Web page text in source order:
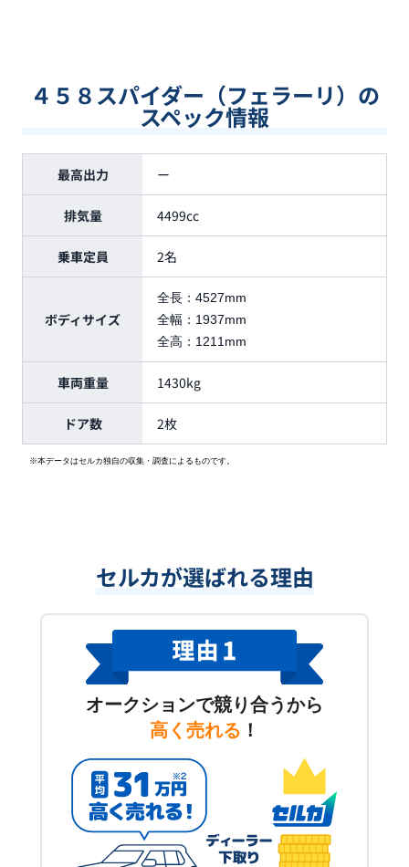
４５８スパイダー（フェラーリ）の
スペック情報
最高出力 ー
排気量 4499cc
乗車定員 2名
ボディサイズ
全長： 4527mm
全幅： 1937mm
全高： 1211mm
車両重量 1430kg
ドア数 2枚
※本データはセルカ独自の収集・調査によるものです。
セルカが選ばれる理由
オークションで競り合うから
高く売れる ！